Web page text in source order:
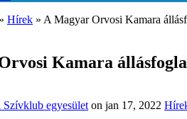
» Hírek » A Magyar Orvosi Kamara
Kamara
egyesület on jan 17, 2022